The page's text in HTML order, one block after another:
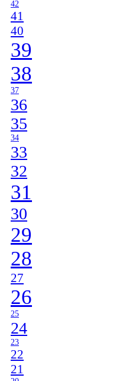
42
41
40
39
38
37
36
35
34
33
32
31
30
29
28
27
26
25
24
23
22
21